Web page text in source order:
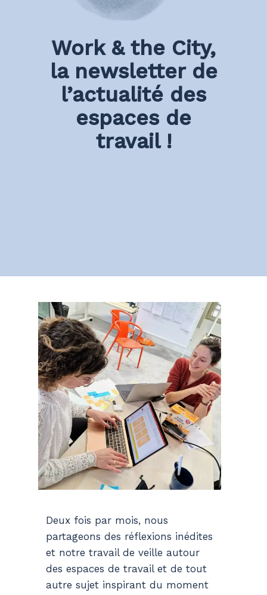
Work & the City,
la newsletter de
l’actualité des
espaces de
travail !
Deux fois par mois, nous
partageons des réflexions inédites
et notre travail de veille autour
des espaces de travail et de tout
autre sujet inspirant du moment